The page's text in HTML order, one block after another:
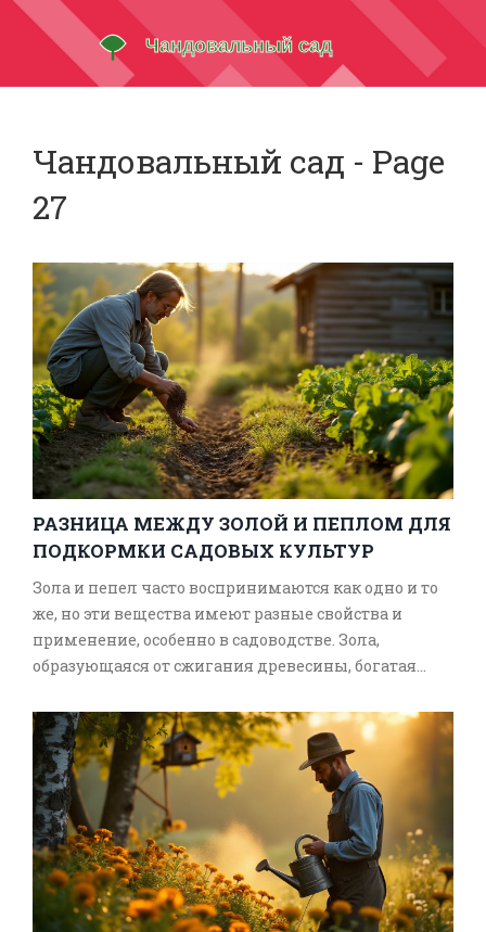
Чандовальный сад - Page
27
РАЗНИЦА МЕЖДУ ЗОЛОЙ И ПЕПЛОМ ДЛЯ
ПОДКОРМКИ САДОВЫХ КУЛЬТУР
Зола и пепел часто воспринимаются как одно и то
же, но эти вещества имеют разные свойства и
применение, особенно в садоводстве. Зола,
образующаяся от сжигания древесины, богатая
улучшать плодородие почвы. Пепел, полученный
из других материалов, имеет иное химическое
содержание и может быть менее полезным для
растений. Эта статья поможет разобраться, каковы
основные различия и как правильно использовать
эти вещества для подкормки садовых культур.
Советы по использованию золы и пепла помогут
улучшить здоровье и урожайность ваших
растений.